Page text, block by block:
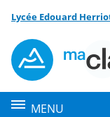
Menu de la
Contenu
Lycée Edouard
MENU